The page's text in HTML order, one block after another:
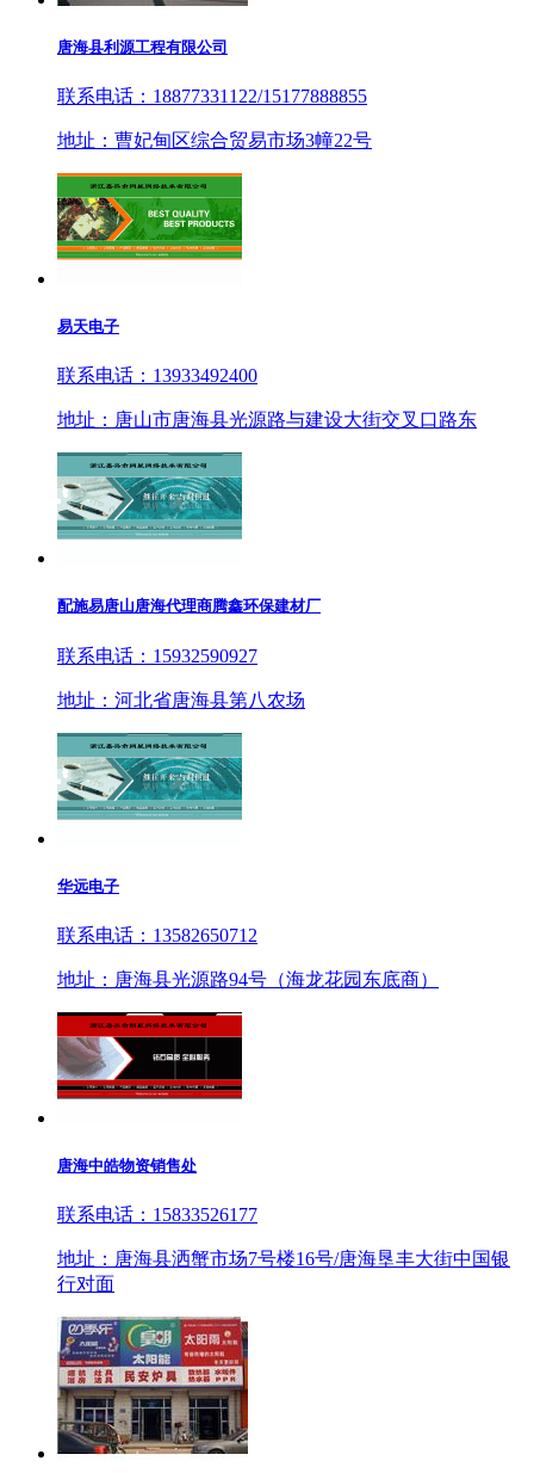
唐海县利源工程有限公司
联系电话：18877331122/15177888855
地址：曹妃甸区综合贸易市场3幢22号
易天电子
联系电话：13933492400
地址：唐山市唐海县光源路与建设大街交叉口路东
配施易唐山唐海代理商腾鑫环保建材厂
联系电话：15932590927
地址：河北省唐海县第八农场
华远电子
联系电话：13582650712
地址：唐海县光源路94号（海龙花园东底商）
唐海中皓物资销售处
联系电话：15833526177
地址：唐海县洒蟹市场7号楼16号/唐海垦丰大街中国银
行对面